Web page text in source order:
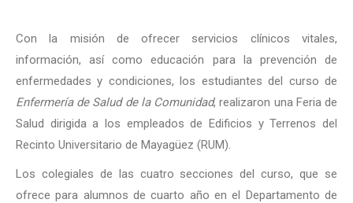
Con la misión de ofrecer servicios clínicos vitales,
información, así como educación para la prevención de
enfermedades y condiciones, los estudiantes del curso de
Enfermería de Salud de la Comunidad, realizaron una Feria de
Salud dirigida a los empleados de Edificios y Terrenos del
Recinto Universitario de Mayagüez (RUM).
Los colegiales de las cuatro secciones del curso, que se
ofrece para alumnos de cuarto año en el Departamento de